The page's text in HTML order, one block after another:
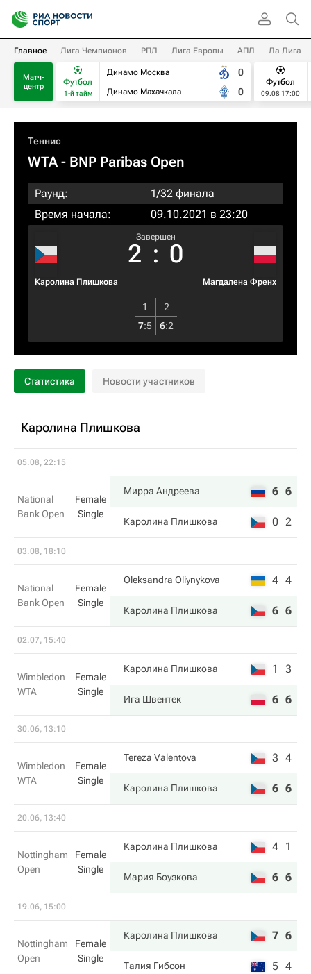
Главное Лига Чемпионов РПЛ Лига Европы АПЛ Ла Лига
Матч-
центр
Футбол
1-й тайм
Динамо Москва
Динамо Махачкала
0
0
Футбол
09.08 17:00
Теннис
WTA- BNP Paribas Open
Раунд:
1/32 финала
Время начала:
09.10.2021 в 23:20
Каролина Плишкова
Завершен
2 : 0
Магдалена Френх
1
2
7:5 6:2
Статистика Новости участников
Каролина Плишкова
05.08, 22:15
National
Bank Open
Female
Single
Мирра Андреева 6 6
Каролина Плишкова 0 2
03.08, 18:10
National
Bank Open
Female
Single
Oleksandra Oliynykova 4 4
Каролина Плишкова 6 6
02.07, 15:40
Wimbledon
WTA
Female
Single
Каролина Плишкова 1 3
Ига Швентек 6 6
30.06, 13:10
Wimbledon
WTA
Female
Single
Tereza Valentova 3 4
Каролина Плишкова 6 6
20.06, 13:40
Nottingham
Open
Female
Single
Каролина Плишкова 4 1
Мария Боузкова 6 6
19.06, 15:00
Nottingham
Open
Female
Single
Каролина Плишкова 7 6
Талия Гибсон 5 4